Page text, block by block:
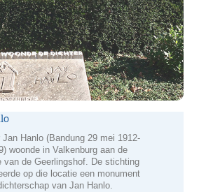
Hanlo (Bandung 29 mei 1912-
woonde in Valkenburg aan de
van de Geerlingshof. De stichting
op die locatie een monument
van Jan Hanlo.